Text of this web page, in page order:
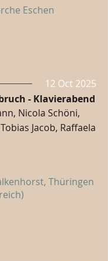
Eschen
12 Oct 2025
- Klavierabend
Nicola Schöni,
Jacob, Raffaela
Thüringen